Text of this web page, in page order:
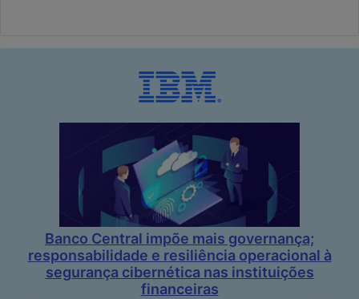
Banco Central impõe mais governança;
responsabilidade e resiliência operacional à
segurança cibernética nas instituições
financeiras